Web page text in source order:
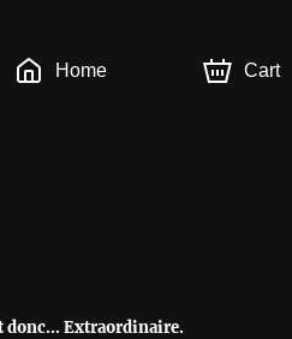
Home Cart
donc... Extraordinaire.